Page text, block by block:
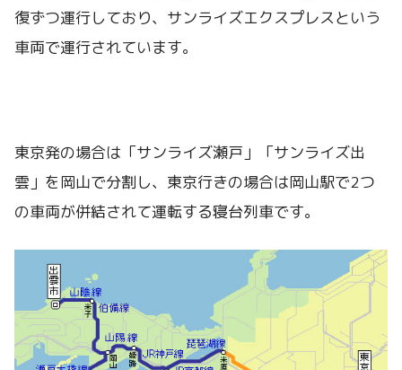
復ずつ運行しており、サンライズエクスプレスという
車両で運行されています。
東京発の場合は「サンライズ瀬戸」「サンライズ出
雲」を岡山で分割し、東京行きの場合は岡山駅で2つ
の車両が併結されて運転する寝台列車です。